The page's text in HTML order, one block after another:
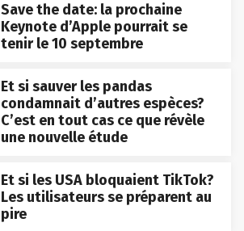
Save the date: la prochaine
Keynote d’Apple pourrait se
tenir le 10 septembre
Et si sauver les pandas
condamnait d’autres espèces?
C’est en tout cas ce que révèle
une nouvelle étude
Et si les USA bloquaient TikTok?
Les utilisateurs se préparent au
pire